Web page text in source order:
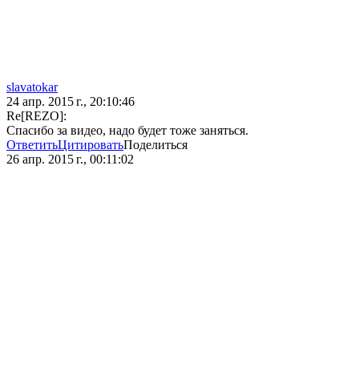
slavatokar
24 апр. 2015 г., 20:10:46
Re[REZO]:
Спасибо за видео, надо будет тоже заняться.
ОтветитьЦитироватьПоделиться
26 апр. 2015 г., 00:11:02